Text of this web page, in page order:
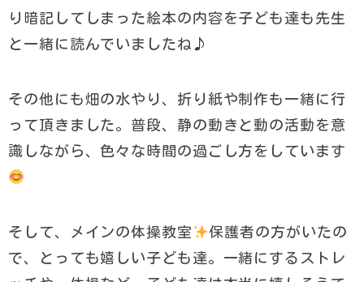
り暗記してしまった絵本の内容を子ども達も先生
と一緒に読んでいましたね♪
その他にも畑の水やり、折り紙や制作も一緒に行
って頂きました。普段、静の動きと動の活動を意
識しながら、色々な時間の過ごし方をしています
そして、メインの体操教室
保護者の方がいたの
で、とっても嬉しい子ども達。一緒にするストレ